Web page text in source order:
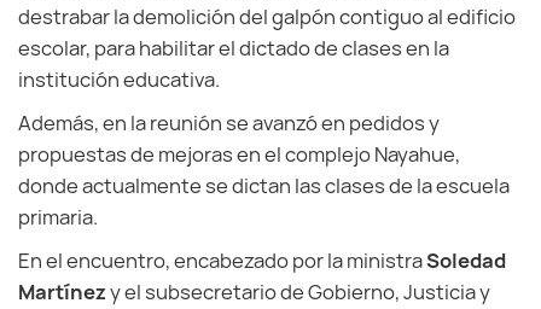
destrabar la demolición del galpón contiguo al edificio
escolar, para habilitar el dictado de clases en la
institución educativa.
Además, en la reunión se avanzó en pedidos y
propuestas de mejoras en el complejo Nayahue,
donde actualmente se dictan las clases de la escuela
primaria.
En el encuentro, encabezado por la ministraSoledad
Martínezy el subsecretario de Gobierno, Justicia y